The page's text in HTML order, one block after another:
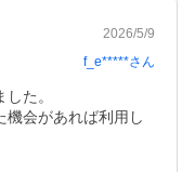
2026/5/9
f_e*****さん
た。
機会があれば利用し